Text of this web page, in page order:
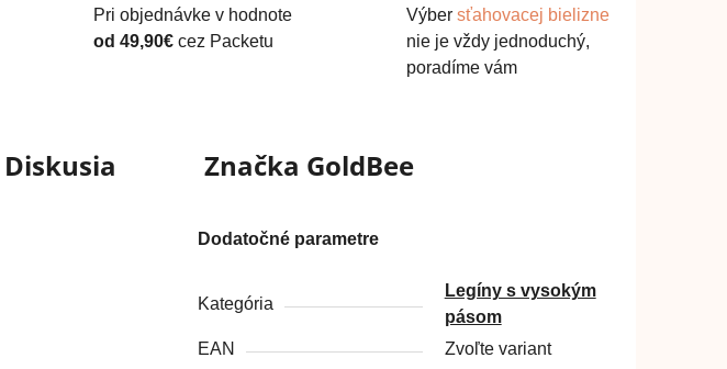
Pri objednávke v hodnote
od 49,90€ cez Packetu
Výber sťahovacej bielizne
nie je vždy jednoduchý,
poradíme vám
Diskusia Značka GoldBee
Dodatočné parametre
Kategória
Legíny s vysokým
pásom
EAN
Zvoľte variant